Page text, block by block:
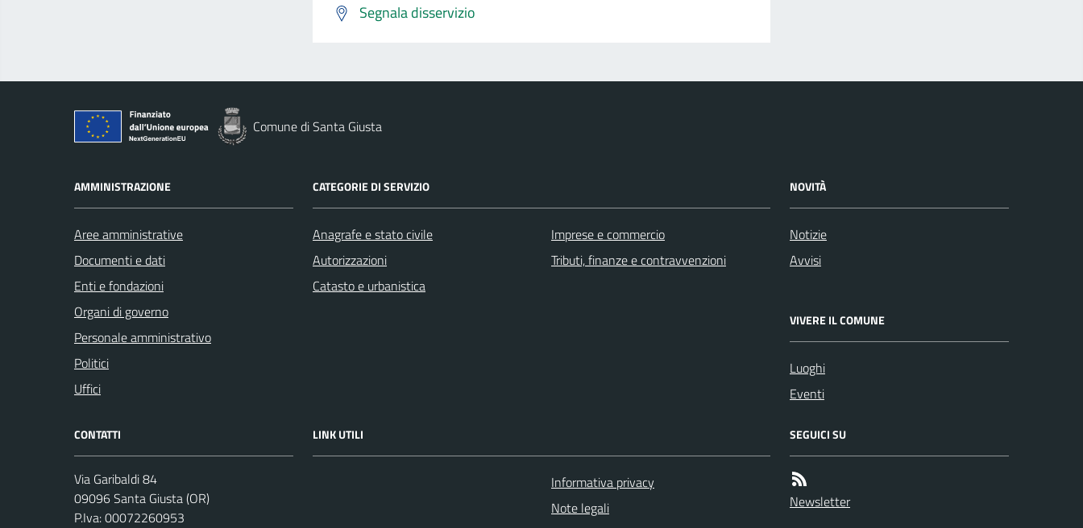
Segnala disservizio
Comune di Santa Giusta
AMMINISTRAZIONE
Aree amministrative
Documenti e dati
Enti e fondazioni
Organi di governo
Personale amministrativo
Politici
Uffici
CATEGORIE DI SERVIZIO
Anagrafe e stato civile
Autorizzazioni
Catasto e urbanistica
Imprese e commercio
Tributi, finanze e contravvenzioni
NOVITÀ
Notizie
Avvisi
VIVERE IL COMUNE
Luoghi
Eventi
CONTATTI
Via Garibaldi 84
09096 Santa Giusta (OR)
P.Iva: 00072260953
LINK UTILI
Informativa privacy
Note legali
SEGUICI SU
Newsletter